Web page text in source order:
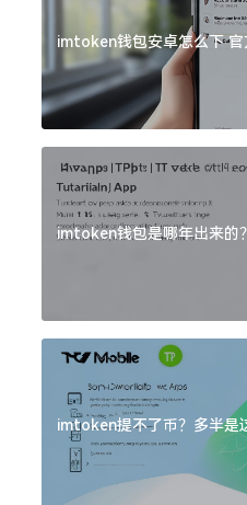
imtoken钱包安卓怎么下 官
imtoken钱包是哪年出来的
imtoken提不了币？多半是